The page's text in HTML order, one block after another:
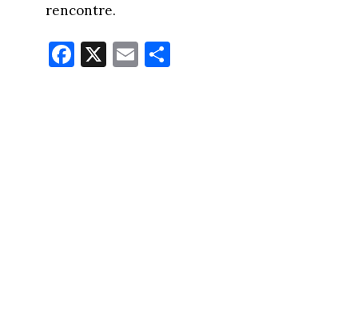
rencontre.
Fa
ce
X E
m
Pa